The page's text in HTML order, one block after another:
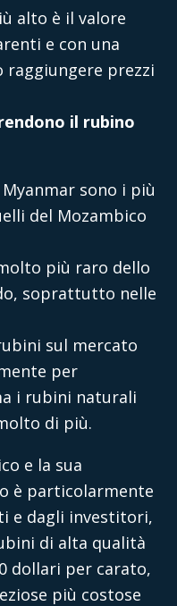
alto è il valore
e con una
prezzi
il rubino
sono i più
del Mozambico
più raro dello
soprattutto nelle
sul mercato
per
i rubini naturali
di più.
e la sua
è particolarmente
e dagli investitori,
di alta qualità
dollari per carato,
più costose